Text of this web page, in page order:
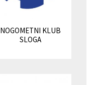
NOGOMETNI KLUB
SLOGA